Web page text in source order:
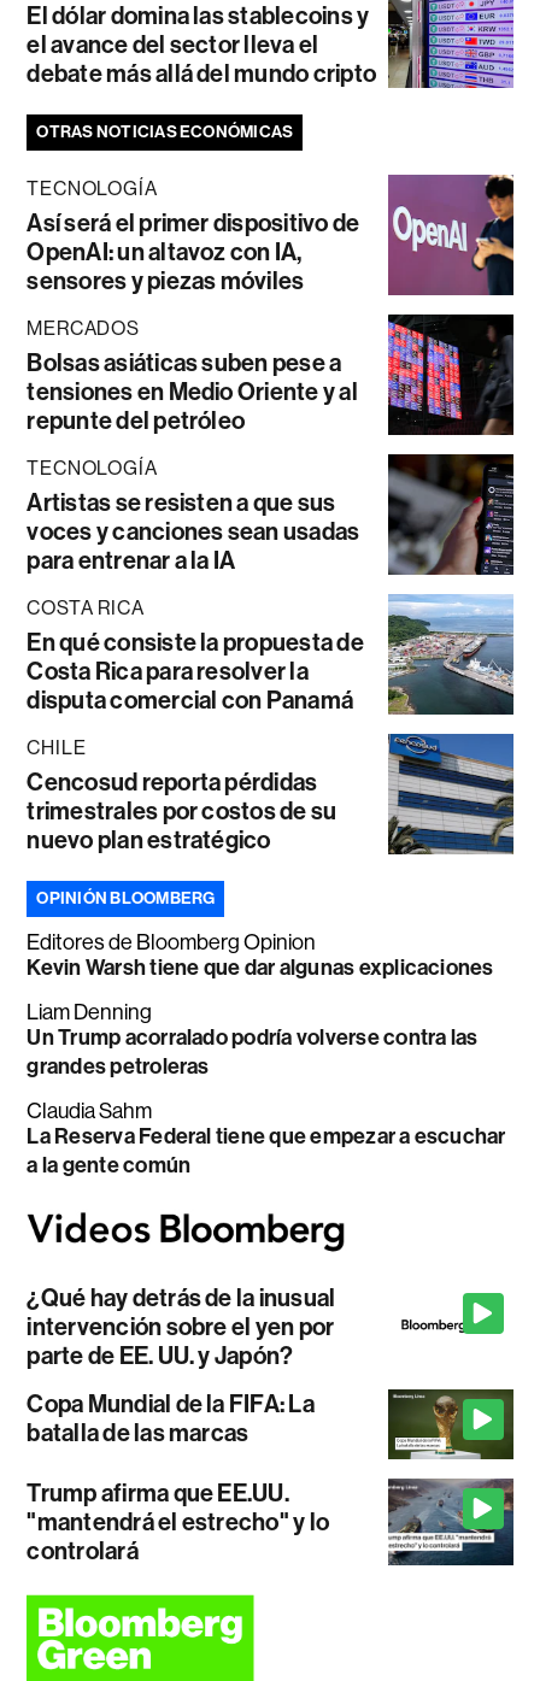
El dólar domina las stablecoins y
el avance del sector lleva el
debate más allá del mundo cripto
OTRAS NOTICIAS ECONÓMICAS
TECNOLOGÍA
Así será el primer dispositivo de
OpenAI: un altavoz con IA,
sensores y piezas móviles
MERCADOS
Bolsas asiáticas suben pese a
tensiones en Medio Oriente y al
repunte del petróleo
TECNOLOGÍA
Artistas se resisten a que sus
voces y canciones sean usadas
para entrenar a la IA
COSTA RICA
En qué consiste la propuesta de
Costa Rica para resolver la
disputa comercial con Panamá
CHILE
Cencosud reporta pérdidas
trimestrales por costos de su
nuevo plan estratégico
OPINIÓN BLOOMBERG
Editores de Bloomberg Opinion
Kevin Warsh tiene que dar algunas explicaciones
Liam Denning
Un Trump acorralado podría volverse contra las
grandes petroleras
Claudia Sahm
La Reserva Federal tiene que empezar a escuchar
a la gente común
¿Qué hay detrás de la inusual
intervención sobre el yen por
parte de EE. UU. y Japón?
Copa Mundial de la FIFA: La
batalla de las marcas
Trump afirma que EE.UU.
"mantendrá el estrecho" y lo
controlará